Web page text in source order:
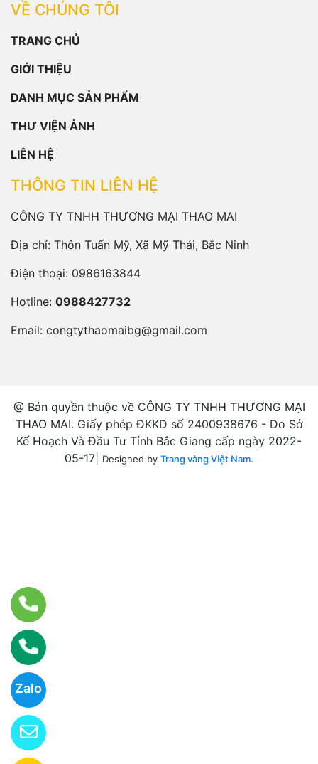
Zalo
VỀ CHÚNG TÔI
TRANG CHỦ
GIỚI THIỆU
DANH MỤC SẢN PHẨM
THƯ VIỆN ẢNH
LIÊN HỆ
THÔNG TIN LIÊN HỆ
CÔNG TY TNHH THƯƠNG MẠI THAO MAI
Địa chỉ: Thôn Tuấn Mỹ, Xã Mỹ Thái, Bắc Ninh
Điện thoại: 0986163844
Hotline: 0988427732
Email: congtythaomaibg@gmail.com
@ Bản quyền thuộc về CÔNG TY TNHH THƯƠNG MẠI
THAO MAI. Giấy phép ĐKKD số 2400938676 - Do Sở
Kế Hoạch Và Đầu Tư Tỉnh Bắc Giang cấp ngày 2022-
05-17|
Designed by Trang vàng Việt Nam.